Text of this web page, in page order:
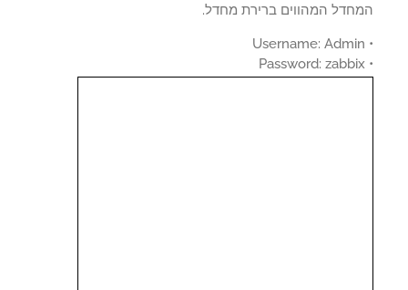
המהווים ברירת מחדל.